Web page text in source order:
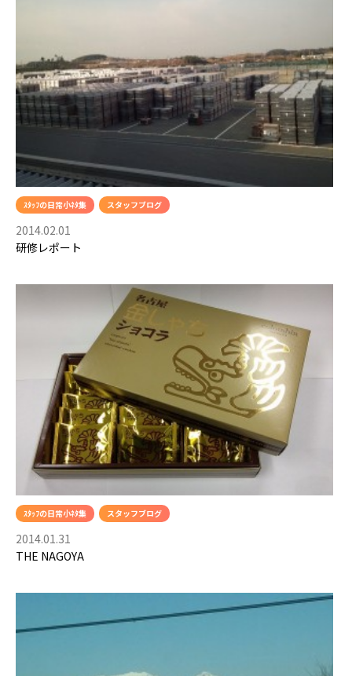
ｽﾀｯﾌの日常小ﾈﾀ集 スタッフブログ
2014.02.01
研修レポート
ｽﾀｯﾌの日常小ﾈﾀ集 スタッフブログ
2014.01.31
THE NAGOYA